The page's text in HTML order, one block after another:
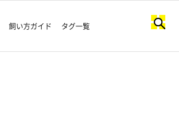
飼い方ガイド タグ一覧